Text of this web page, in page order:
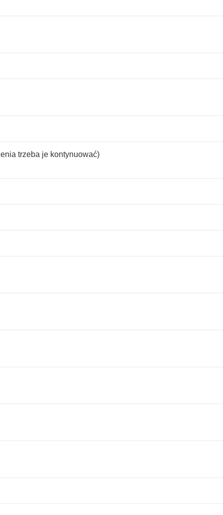
trzeba je kontynuować)